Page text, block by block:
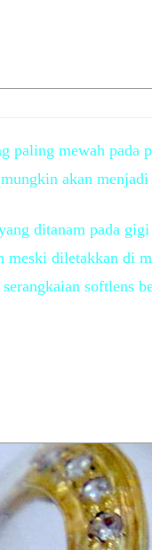
paling mewah pada
akan
ditanam pada
meski diletakkan di
softlens